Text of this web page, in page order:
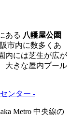
ある 八幡屋公園
市内に数多くあ
内には芝生が広が
大きな屋内プール
ンター -
Metro 中央線の